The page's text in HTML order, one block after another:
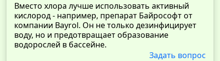
Вместо хлора лучше использовать активный
кислород - например, препарат Байрософт от
компании Bayrol. Он не только дезинфицирует
воду, но и предотвращает образование
водорослей в бассейне.
Задать вопрос